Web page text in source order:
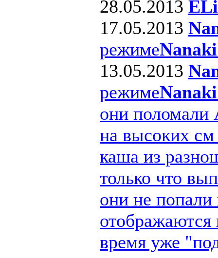
28.05.2013 ELi
17.05.2013
режиме
13.05.2013
режиме
они поломали
на высоких
каша из
только что
они не попали
время уже